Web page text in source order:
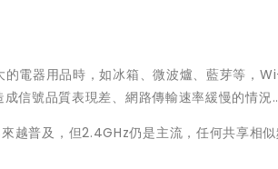
電器用品時，如冰箱、微波爐、藍芽等，
信號品質表現差、網路傳輸速率緩慢的情況…
越普及，但2.4GHz仍是主流，任何共享相